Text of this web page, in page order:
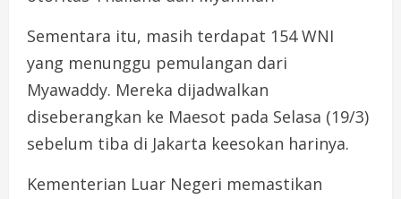
Sementara itu, masih terdapat 154 WNI
yang menunggu pemulangan dari
Myawaddy. Mereka dijadwalkan
diseberangkan ke Maesot pada Selasa (19/3)
sebelum tiba di Jakarta keesokan harinya.
Kementerian Luar Negeri memastikan